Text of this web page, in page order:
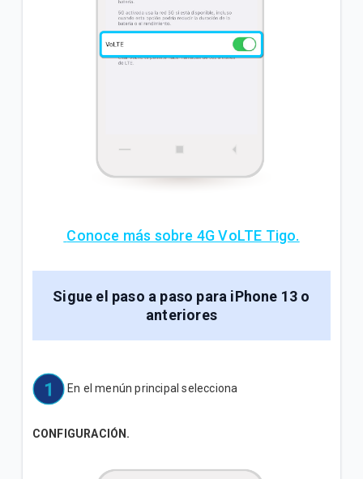
Conoce más sobre 4G VoLTE Tigo.
Sigue el paso a paso para iPhone 13 o
anteriores
En el menún principal selecciona
CONFIGURACIÓN.